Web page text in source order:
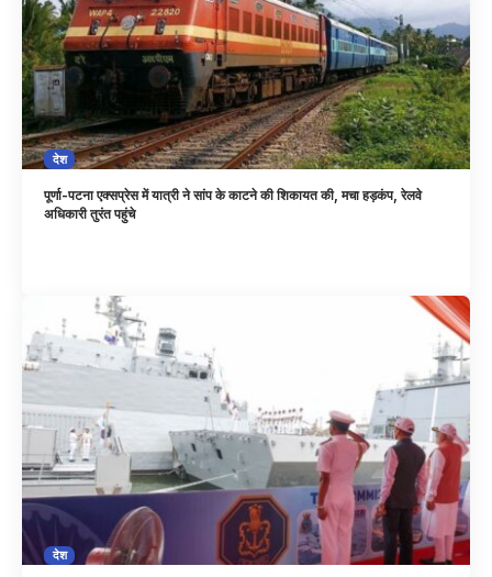
देश
पूर्णा-पटना एक्सप्रेस में यात्री ने सांप के काटने की शिकायत की, मचा हड़कंप, रेलवे
अधिकारी तुरंत पहुंचे
देश